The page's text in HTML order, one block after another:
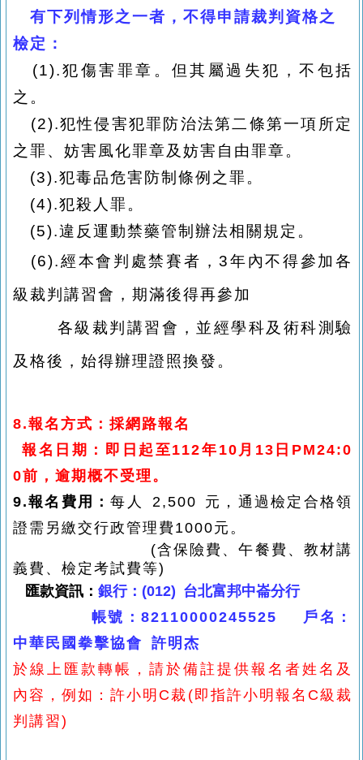
有下列情形之一者，不得申請裁判資格之
檢定：
(1).犯傷害罪章。但其屬過失犯，不包括
之。
(2).犯性侵害犯罪防治法第二條第一項所定
之罪、妨害風化罪章及妨害自由罪章。
(3).犯毒品危害防制條例之罪。
(4).犯殺人罪。
(5).違反運動禁藥管制辦法相關規定。
(6).經本會判處禁賽者，3年內不得參加各
級裁判講習會，期滿後得再參加
各級裁判講習會，並經學科及術科測驗
及格後，始得辦理證照換發。
8.報名方式：採網路報名
報名日期：即日起至112年10月13日PM24:0
0前， 逾期概不受理。
9.報名費用：每人 2,500 元，通過檢定合格領
證需另繳交行政管理費1000元。
(含保險費、午餐費、教材講
義費、檢定考試費等)
匯款資訊：銀行：(012) 台北富邦中崙分行
帳號：82110000245525 戶名：
中華民國拳擊協會 許明杰
於線上匯款轉帳，請於備註提供報名者姓名及
內容，例如：許小明C裁(即指許小明報名C級裁
判講習)